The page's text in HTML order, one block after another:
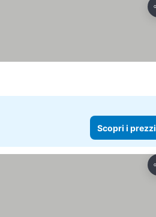
Scopri i prezzi